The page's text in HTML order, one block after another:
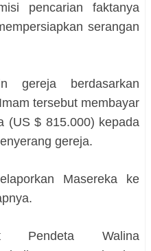
pencarian faktanya
serangan
gereja berdasarkan
tersebut membayar
(US $ 815.000) kepada
gereja.
Masereka ke
Pendeta Walina